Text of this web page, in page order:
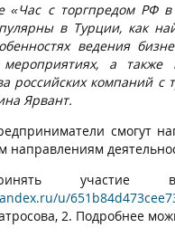
«Час с торгпредом РФ
в Турции, как
ведения
мероприятиях, а
российских компаний
Ярвант.
смогут
направлениям
участие в
u/
2. Подробнее